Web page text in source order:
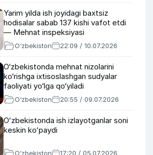
Yarim yilda ish joyidagi baxtsiz
hodisalar sabab 137 kishi vafot etdi
— Mehnat inspeksiyasi
O‘zbekiston 22:09 / 10.07.2026
O‘zbekistonda mehnat nizolarini
ko‘rishga ixtisoslashgan sudyalar
faoliyati yo‘lga qo‘yiladi
O‘zbekiston 20:55 / 09.07.2026
Oʻzbekistonda ish izlayotganlar soni
keskin koʻpaydi
O‘zbekiston 17:20 / 05.07.2026